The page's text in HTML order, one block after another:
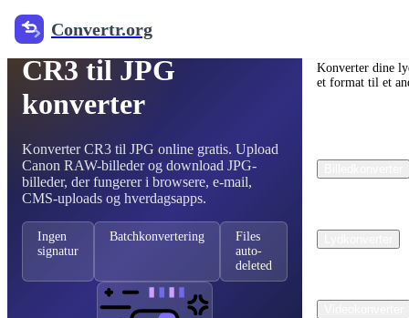
Convertr.org
Gratis RAW Image Converter
CR3 til JPG
konverter
Konverter CR3 til JPG online gratis. Upload
Canon RAW-billeder og download JPG-
billeder, der fungerer i browsere, e-mail,
CMS-uploads og hverdagsapps.
Ingen
signatur
Batchkonvertering
Files
auto-
deleted
Konverter dine
et format til et